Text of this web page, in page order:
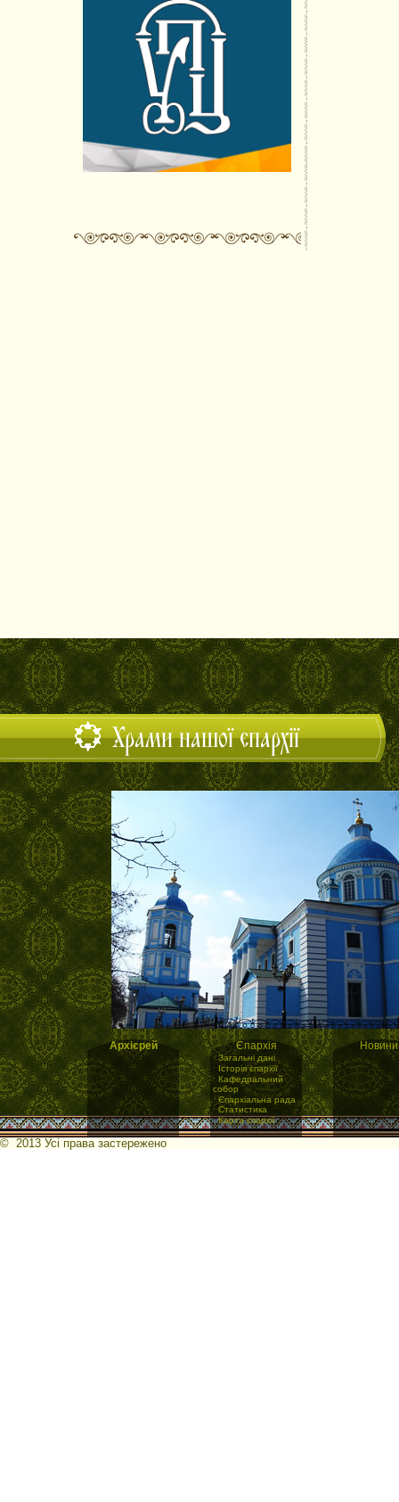
Храми нашої єпархії
Архієрей Єпархія
·Загальні дані
·Історія єпархії
·Кафедральний
собор
·Єпархіальна рада
·Статистика
·Карта єпархії
Новини
© 2013 Усі права застережено